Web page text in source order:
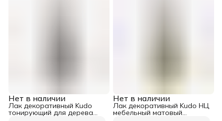
Нет в наличии
Лак декоративный Kudo
тонирующий для дерева
Нет в наличии
Лак декоративный Kudo НЦ
мебельный матовый